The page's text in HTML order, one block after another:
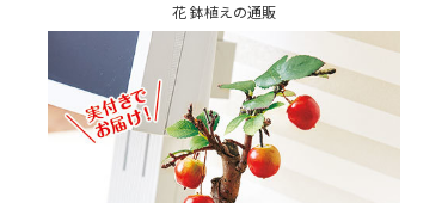
花 鉢植えの通販